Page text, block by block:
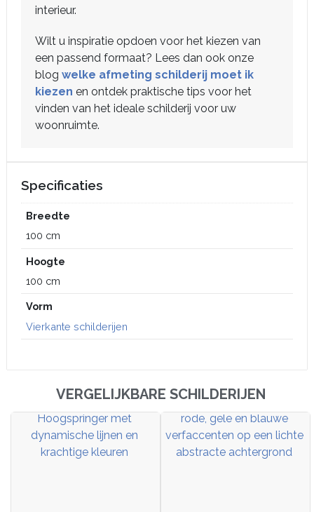
interieur.
Wilt u inspiratie opdoen voor het kiezen van
een passend formaat? Lees dan ook onze
blog welke afmeting schilderij moet ik
kiezen en ontdek praktische tips voor het
vinden van het ideale schilderij voor uw
woonruimte.
Specificaties
Breedte
100 cm
Hoogte
100 cm
Vorm
Vierkante schilderijen
VERGELIJKBARE SCHILDERIJEN